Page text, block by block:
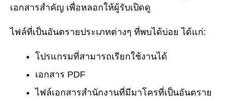
เอกสารสำคัญ เพื่อหลอกให้ผู้รับเปิดดู
ไฟล์ที่เป็นอันตรายประเภทต่างๆ ที่พบได้บ่อย ได้แก่:
โปรแกรมที่สามารถเรียกใช้งานได้
เอกสาร PDF
ไฟล์เอกสารสำนักงานที่มีมาโครที่เป็นอันตราย